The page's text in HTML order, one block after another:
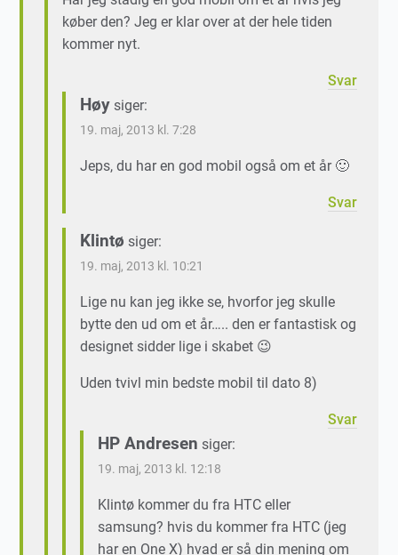
køber den? Jeg er klar over at der hele tiden
kommer nyt.
Svar
Høy siger:
19. maj, 2013 kl. 7:28
Jeps, du har en god mobil også om et år 🙂
Svar
Klintø siger:
19. maj, 2013 kl. 10:21
Lige nu kan jeg ikke se, hvorfor jeg skulle
bytte den ud om et år….. den er fantastisk og
designet sidder lige i skabet 😉
Uden tvivl min bedste mobil til dato 8)
Svar
HP Andresen siger:
19. maj, 2013 kl. 12:18
Klintø kommer du fra HTC eller
samsung? hvis du kommer fra HTC (jeg
har en One X) hvad er så din mening om